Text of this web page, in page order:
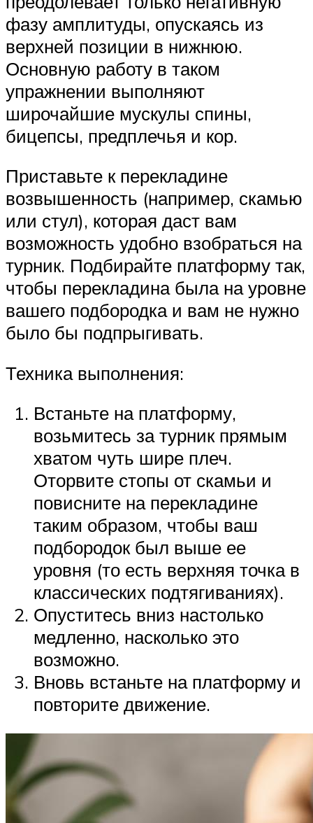
фазу амплитуды, опускаясь из
верхней позиции в нижнюю.
Основную работу в таком
упражнении выполняют
широчайшие мускулы спины,
бицепсы, предплечья и кор.
Приставьте к перекладине
возвышенность (например, скамью
или стул), которая даст вам
возможность удобно взобраться на
турник. Подбирайте платформу так,
чтобы перекладина была на уровне
вашего подбородка и вам не нужно
было бы подпрыгивать.
Техника выполнения:
Встаньте на платформу,
возьмитесь за турник прямым
хватом чуть шире плеч.
Оторвите стопы от скамьи и
повисните на перекладине
таким образом, чтобы ваш
подбородок был выше ее
уровня (то есть верхняя точка в
классических подтягиваниях).
Опуститесь вниз настолько
медленно, насколько это
возможно.
Вновь встаньте на платформу и
повторите движение.